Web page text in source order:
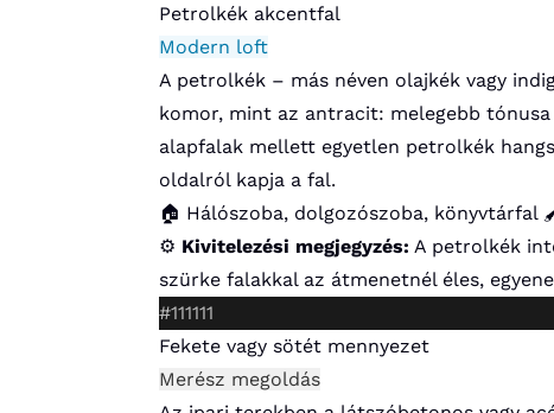
Petrolkék akcentfal
Modern loft
A petrolkék – más néven olajkék vagy
komor, mint az antracit: melegebb
alapfalak mellett egyetlen petrolkék
oldalról kapja a fal.
🏠 Hálószoba, dolgozószoba, könyvtárfal
⚙️ Kivitelezési megjegyzés: A petrolkék
szürke falakkal az átmenetnél éles,
#111111
Fekete vagy sötét mennyezet
Merész megoldás